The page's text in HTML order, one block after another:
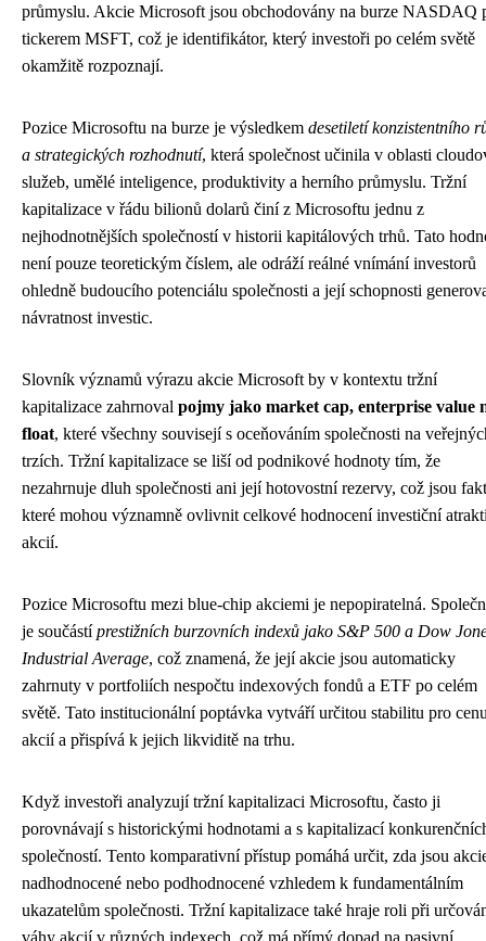
průmyslu. Akcie Microsoft jsou obchodovány na burze NASDAQ
tickerem MSFT, což je identifikátor, který investoři po celém světě
okamžitě rozpoznají.
Pozice Microsoftu na burze je výsledkem desetiletí konzistentního
a strategických rozhodnutí, která společnost učinila v oblasti
služeb, umělé inteligence, produktivity a herního průmyslu. Tržní
kapitalizace v řádu bilionů dolarů činí z Microsoftu jednu z
nejhodnotnějších společností v historii kapitálových trhů. Tato
není pouze teoretickým číslem, ale odráží reálné vnímání investorů
ohledně budoucího potenciálu společnosti a její schopnosti
návratnost investic.
Slovník významů výrazu akcie Microsoft by v kontextu tržní
kapitalizace zahrnoval pojmy jako market cap, enterprise value
float, které všechny souvisejí s oceňováním společnosti na
trzích. Tržní kapitalizace se liší od podnikové hodnoty tím, že
nezahrnuje dluh společnosti ani její hotovostní rezervy, což jsou
které mohou významně ovlivnit celkové hodnocení investiční
akcií.
Pozice Microsoftu mezi blue-chip akciemi je nepopiratelná.
je součástíprestižních burzovních indexů jako S&P 500 a Dow
Industrial Average, což znamená, že její akcie jsou automaticky
zahrnuty v portfoliích nespočtu indexových fondů a ETF po celém
světě. Tato institucionální poptávka vytváří určitou stabilitu pro
akcií a přispívá k jejich likviditě na trhu.
Když investoři analyzují tržní kapitalizaci Microsoftu, často ji
porovnávají s historickými hodnotami a s kapitalizací
společností. Tento komparativní přístup pomáhá určit, zda jsou
nadhodnocené nebo podhodnocené vzhledem k fundamentálním
ukazatelům společnosti. Tržní kapitalizace také hraje roli při
váhy akcií v různých indexech, což má přímý dopad na pasivní